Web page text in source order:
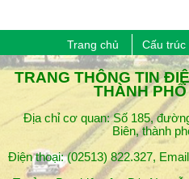
Trang chủ Cấu trúc
​TRANG THÔNG TIN
THÀNH
Địa chỉ cơ quan: Số 185,
Biên, thành
Điện thoại: (02513) 822.327,